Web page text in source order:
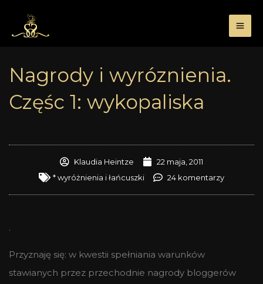
treści
Nagrody i wyróznienia.
Częśc 1: wykopaliska
Klaudia Heintze
22 maja, 2011
* wyróżnienia i łańcuszki
24 komentarzy
.
Przyznaję się: w kwestii spełniania warunków
stawianych przez przechodnie nagrody bloggerów